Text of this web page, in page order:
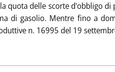
quota delle scorte d'obbligo
di gasolio. Mentre fino a
n. 16995 del 19
notizia